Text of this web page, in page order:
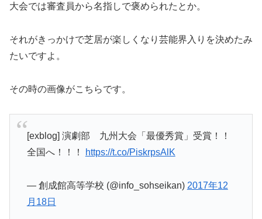
大会では審査員から名指しで褒められたとか。
それがきっかけで芝居が楽しくなり芸能界入りを決めたみ
たいですよ。
その時の画像がこちらです。
[exblog] 演劇部 九州大会「最優秀賞」受賞！！
全国へ！！！
https://t.co/PiskrpsAlK
— 創成館高等学校 (@info_sohseikan) 2017年12
月18日